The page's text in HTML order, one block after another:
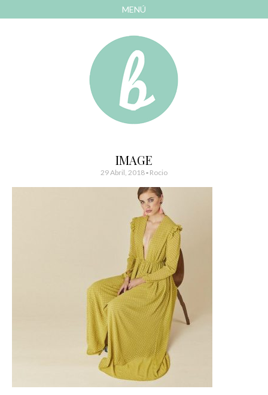
MENÚ
Bonitismos
IMAGE
29 Abril, 2018- Rocio